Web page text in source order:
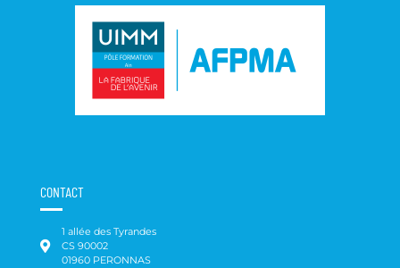
CONTACT
1 allée des Tyrandes
CS 90002
01960 PERONNAS